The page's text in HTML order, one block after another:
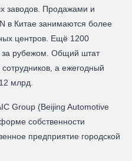
заводов. Продажами и
в Китае занимаются более
центров. Ещё 1200
рубежом. Общий штат
а ежегодный
млрд.
Group (Beijing Automotive
собственности
предприятие городской